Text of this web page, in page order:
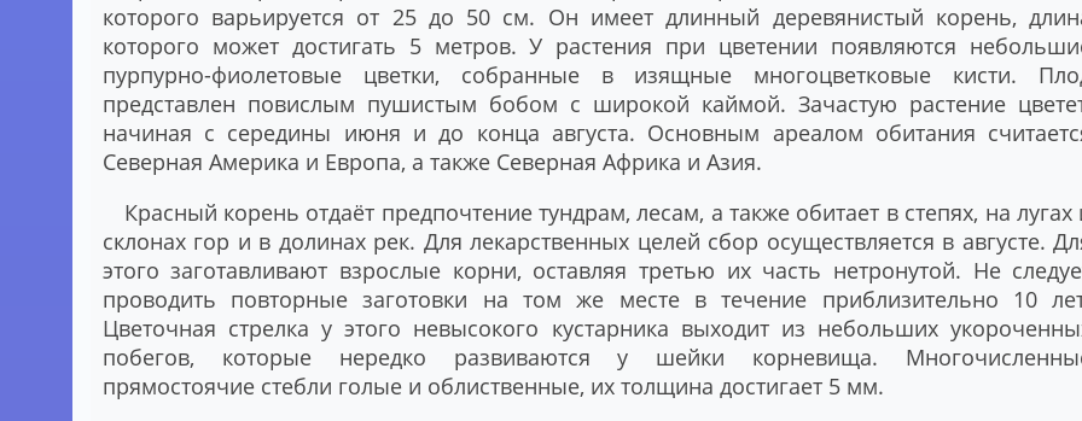
которого варьируется от 25 до 50 см. Он имеет длинный деревянистый корень,
которого может достигать 5 метров. У растения при цветении появляются
пурпурно-фиолетовые цветки, собранные в изящные многоцветковые кисти.
представлен повислым пушистым бобом с широкой каймой. Зачастую растение
начиная с середины июня и до конца августа. Основным ареалом обитания
Северная Америка и Европа, а также Северная Африка и Азия.
Красный корень отдаёт предпочтение тундрам, лесам, а также обитает в степях, на лугах
склонах гор и в долинах рек. Для лекарственных целей сбор осуществляется в августе.
этого заготавливают взрослые корни, оставляя третью их часть нетронутой. Не
проводить повторные заготовки на том же месте в течение приблизительно 10
Цветочная стрелка у этого невысокого кустарника выходит из небольших
побегов, которые нередко развиваются у шейки корневища.
прямостоячие стебли голые и облиственные, их толщина достигает 5 мм.